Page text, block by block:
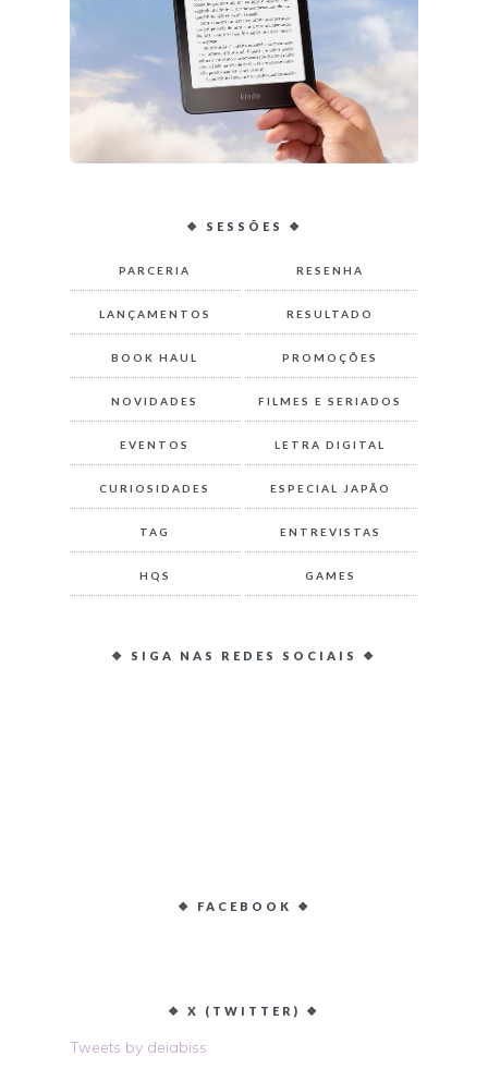
❖ SESSÕES ❖
PARCERIA RESENHA
LANÇAMENTOS RESULTADO
BOOK HAUL PROMOÇÕES
NOVIDADES FILMES E SERIADOS
EVENTOS LETRA DIGITAL
CURIOSIDADES ESPECIAL JAPÃO
TAG ENTREVISTAS
HQS GAMES
❖ SIGA NAS REDES SOCIAIS ❖
❖ FACEBOOK ❖
❖ X (TWITTER) ❖
Tweets by deiabiss